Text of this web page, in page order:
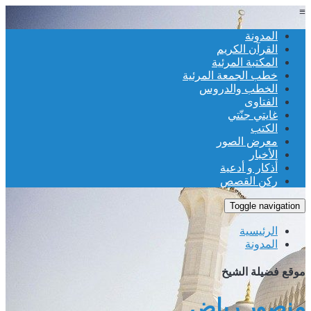
المدونة
القرآن الكريم
المكتبة المرئية
خطب الجمعة المرئية
الخطب والدروس
الفتاوى
غايتي جنّتي
الكتب
معرض الصور
الأخبار
أذكار و أدعية
ركن القصص
Toggle
الرئيسية
المدونة
فضيلة الشيخ